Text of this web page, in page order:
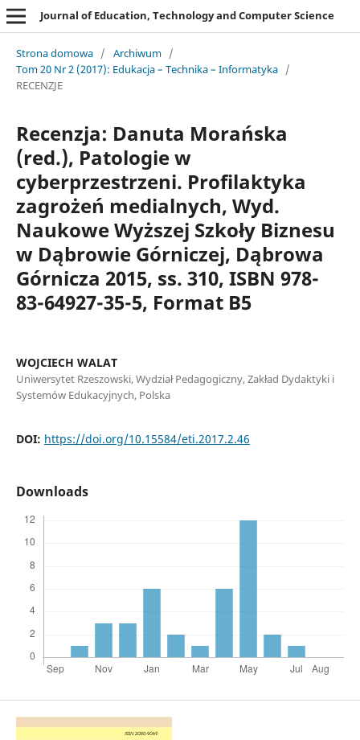
Journal of Education, Technology and Computer Science
Strona domowa / Archiwum /
Tom 20 Nr 2 (2017): Edukacja – Technika – Informatyka /
RECENZJE
Recenzja: Danuta Morańska
(red.), Patologie w
cyberprzestrzeni. Profilaktyka
zagrożeń medialnych, Wyd.
Naukowe Wyższej Szkoły Biznesu
w Dąbrowie Górniczej, Dąbrowa
Górnicza 2015, ss. 310, ISBN 978-
83-64927-35-5, Format B5
WOJCIECH WALAT
Uniwersytet Rzeszowski, Wydział Pedagogiczny, Zakład Dydaktyki i
Systemów Edukacyjnych, Polska
DOI: https://doi.org/10.15584/eti.2017.2.46
Downloads